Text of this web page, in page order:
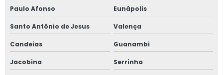
Paulo Afonso Eunápolis
Santo Antônio de Jesus Valença
Candeias Guanambi
Jacobina Serrinha